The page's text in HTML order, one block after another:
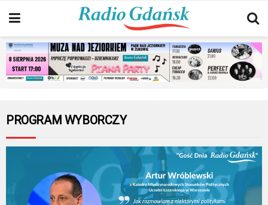
PROGRAM WYBORCZY